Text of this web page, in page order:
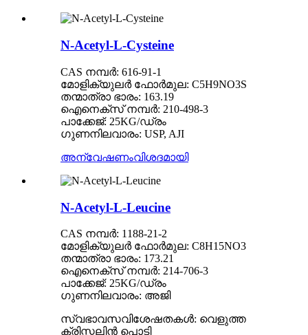
N-Acetyl-L-Cysteine
CAS നമ്പർ: 616-91-1
മോളിക്യുലർ ഫോർമുല: C5H9NO3S
തന്മാത്രാ ഭാരം: 163.19
ഐനെക്സ് നമ്പർ: 210-498-3
പാക്കേജ്: 25KG/ഡ്രം
ഗുണനിലവാരം: USP, AJI
അന്വേഷണംവിശദമായി
N-Acetyl-L-Leucine
CAS നമ്പർ: 1188-21-2
മോളിക്യുലർ ഫോർമുല: C8H15NO3
തന്മാത്രാ ഭാരം: 173.21
ഐനെക്സ് നമ്പർ: 214-706-3
പാക്കേജ്: 25KG/ഡ്രം
ഗുണനിലവാരം: അജി
സ്വഭാവസവിശേഷതകൾ: വെളുത്ത
ക്രിസ്റ്റലിൻ പൊടി